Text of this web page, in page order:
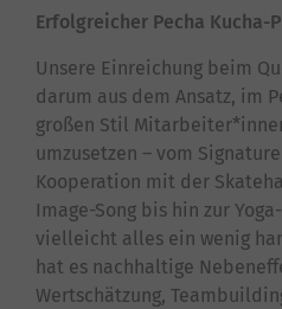
Erfolgreicher Pecha Kucha-
Unsere Einreichung beim
darum aus dem Ansatz, im
großen Stil
umzusetzen – vom
Kooperation mit der
Image-Song bis hin zur
vielleicht alles ein wenig
hat es nachhaltige
Wertschätzung,